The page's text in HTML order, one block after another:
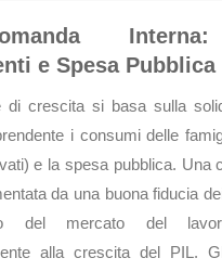
Interna:
e Spesa Pubblica
di crescita si basa sulla
i consumi delle
e la spesa pubblica. Una
da una buona fiducia
del mercato del
alla crescita del PIL.